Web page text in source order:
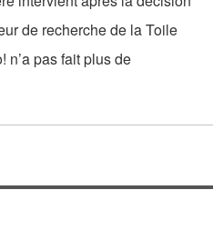
de recherche de la Toile
n’a pas fait plus de